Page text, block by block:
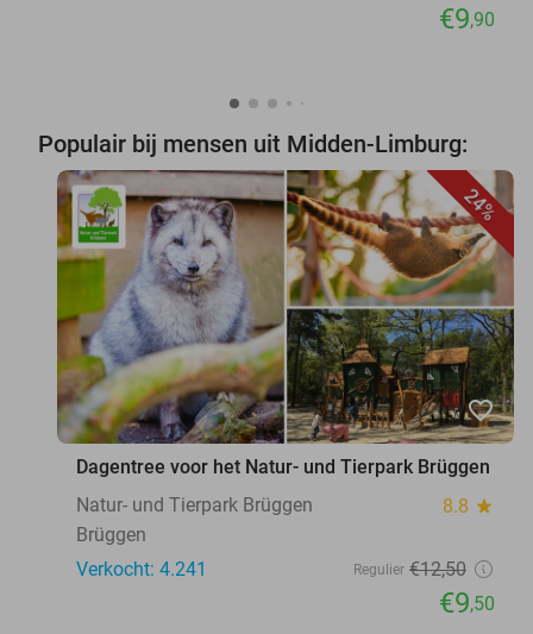
€9,90
Populair bij mensen uit Midden-Limburg:
24%
favorite_border
Dagentree voor het Natur- und Tierpark Brüggen
Natur- und Tierpark Brüggen
8.8 star
Brüggen
Verkocht: 4.241
Regulier €12,50
€9,50